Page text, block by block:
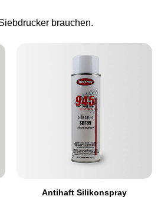
brauchen.
Antihaft Silikonspray